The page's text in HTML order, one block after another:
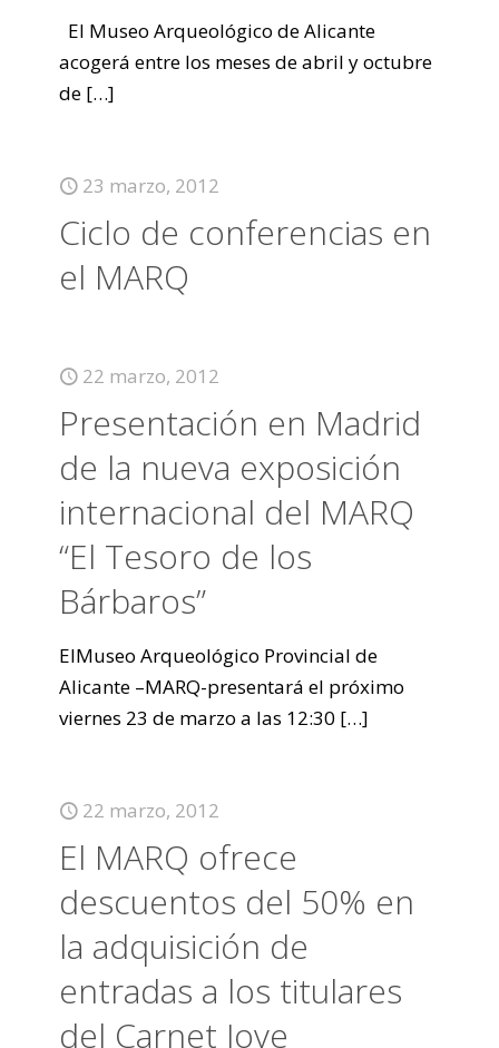
El Museo Arqueológico de Alicante
acogerá entre los meses de abril y octubre
de […]
23 marzo, 2012
Ciclo de conferencias en
el MARQ
22 marzo, 2012
Presentación en Madrid
de la nueva exposición
internacional del MARQ
“El Tesoro de los
Bárbaros”
ElMuseo Arqueológico Provincial de
Alicante –MARQ-presentará el próximo
viernes 23 de marzo a las 12:30 […]
22 marzo, 2012
El MARQ ofrece
descuentos del 50% en
la adquisición de
entradas a los titulares
del Carnet Jove